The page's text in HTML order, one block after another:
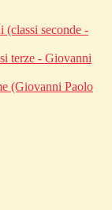
(classi seconde -
terze - Giovanni
(Giovanni Paolo